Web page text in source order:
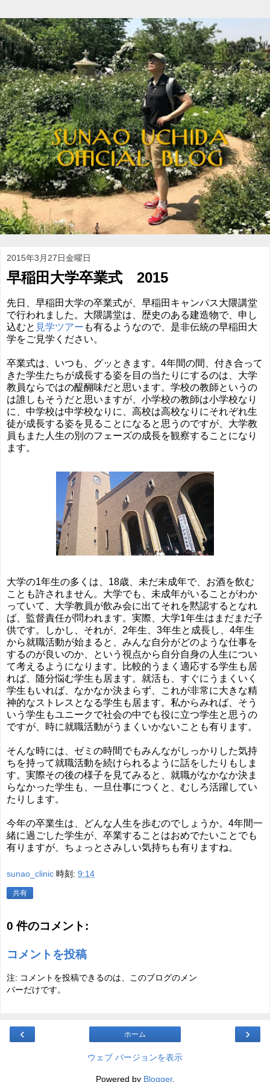
2015年3月27日金曜日
早稲田大学卒業式 2015
先日、早稲田大学の卒業式が、早稲田キャンパス大隈講堂
で行われました。大隈講堂は、歴史のある建造物で、申し
込むと 見学ツアー も有るようなので、是非伝統の早稲田大
学をご見学ください。
卒業式は、いつも、グッときます。4年間の間、付き合って
きた学生たちが成長する姿を目の当たりにするのは、大学
教員ならではの醍醐味だと思います。学校の教師というの
は誰しもそうだと思いますが、小学校の教師は小学校なり
に、中学校は中学校なりに、高校は高校なりにそれぞれ生
徒が成長する姿を見ることになると思うのですが、大学教
員もまた人生の別のフェーズの成長を観察することになり
ます。
大学の1年生の多くは、18歳、未だ未成年で、お酒を飲む
ことも許されません。大学でも、未成年がいることがわか
っていて、大学教員が飲み会に出てそれを黙認するとなれ
ば、監督責任が問われます。実際、大学1年生はまだまだ子
供です。しかし、それが、2年生、3年生と成長し、4年生
から就職活動が始まると、みんな自分がどのような仕事を
するのが良いのか、という視点から自分自身の人生につい
て考えるようになります。比較的うまく適応する学生も居
れば、随分悩む学生も居ます。就活も、すぐにうまくいく
学生もいれば、なかなか決まらず、これが非常に大きな精
神的なストレスとなる学生も居ます。私からみれば、そう
いう学生もユニークで社会の中でも役に立つ学生と思うの
ですが、時に就職活動がうまくいかないことも有ります。
そんな時には、ゼミの時間でもみんながしっかりした気持
ちを持って就職活動を続けられるように話をしたりもしま
す。実際その後の様子を見てみると、就職がなかなか決ま
らなかった学生も、一旦仕事につくと、むしろ活躍してい
たりします。
今年の卒業生は、どんな人生を歩むのでしょうか。4年間一
緒に過ごした学生が、卒業することはおめでたいことでも
有りますが、ちょっとさみしい気持ちも有りますね。
sunao_clinic 時刻: 9:14
共有
0 件のコメント:
コメントを投稿
注: コメントを投稿できるのは、このブログのメン
バーだけです。
‹ ›
ホーム
ウェブ バージョンを表示
Powered by Blogger.